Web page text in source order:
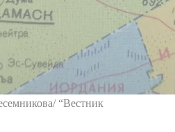
“Вестник